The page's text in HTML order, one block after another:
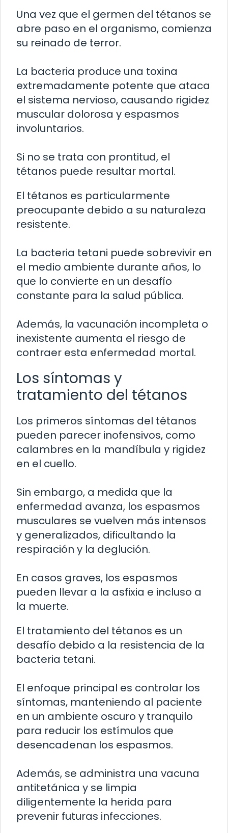
Una vez que el germen del tétanos se
abre paso en el organismo, comienza
su reinado de terror.
La bacteria produce una toxina
extremadamente potente que ataca
el sistema nervioso, causando rigidez
muscular dolorosa y espasmos
involuntarios.
Si no se trata con prontitud, el
tétanos puede resultar mortal.
El tétanos es particularmente
preocupante debido a su naturaleza
resistente.
La bacteria tetani puede sobrevivir en
el medio ambiente durante años, lo
que lo convierte en un desafío
constante para la salud pública.
Además, la vacunación incompleta o
inexistente aumenta el riesgo de
contraer esta enfermedad mortal.
Los síntomas y
tratamiento del tétanos
Los primeros síntomas del tétanos
pueden parecer inofensivos, como
calambres en la mandíbula y rigidez
en el cuello.
Sin embargo, a medida que la
enfermedad avanza, los espasmos
musculares se vuelven más intensos
y generalizados, dificultando la
respiración y la deglución.
En casos graves, los espasmos
pueden llevar a la asfixia e incluso a
la muerte.
El tratamiento del tétanos es un
desafío debido a la resistencia de la
bacteria tetani.
El enfoque principal es controlar los
síntomas, manteniendo al paciente
en un ambiente oscuro y tranquilo
para reducir los estímulos que
desencadenan los espasmos.
Además, se administra una vacuna
antitetánica y se limpia
diligentemente la herida para
prevenir futuras infecciones.